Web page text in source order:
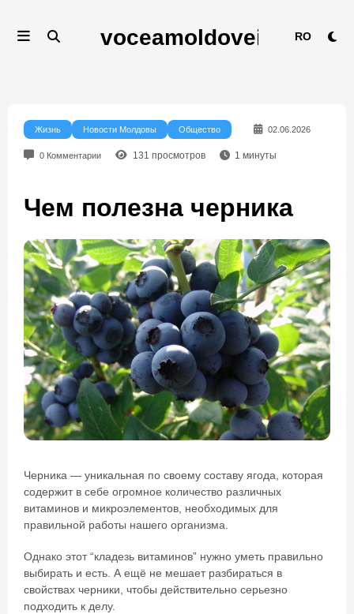
содержимому
RO
Жизнь Новости Молдовы Общество 02.06.2026
0 Комментарии 131 просмотров 1 минуты
Чем полезна черника
Черника — уникальная по своему составу ягода, которая
содержит в себе огромное количество различных
витаминов и микроэлементов, необходимых для
правильной работы нашего организма.
Однако этот “кладезь витаминов” нужно уметь правильно
выбирать и есть. А ещё не мешает разбираться в
свойствах черники, чтобы действительно серьезно
подходить к делу.